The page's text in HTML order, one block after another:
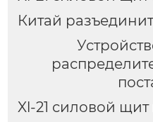
Китай
Xl-21 силовой